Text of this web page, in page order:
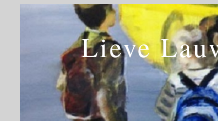
Lieve